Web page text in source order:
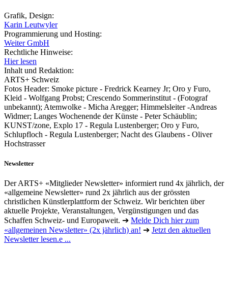
Grafik, Design:
Karin Leutwyler
Programmierung und Hosting:
Weiter GmbH
Rechtliche Hinweise:
Hier lesen
Inhalt und Redaktion:
ARTS+ Schweiz
Fotos Header: Smoke picture - Fredrick Kearney Jr; Oro y Furo,
Kleid - Wolfgang Probst; Crescendo Sommerinstitut - (Fotograf
unbekannt); Atemwolke - Micha Aregger; Himmelsleiter -Andreas
Widmer; Langes Wochenende der Künste - Peter Schäublin;
KUNST/zone, Explo 17 - Regula Lustenberger; Oro y Furo,
Schlupfloch - Regula Lustenberger; Nacht des Glaubens - Oliver
Hochstrasser
Newsletter
Der ARTS+ «Mitglieder Newsletter» informiert rund 4x jährlich, der
«allgemeine Newsletter» rund 2x jährlich aus der grössten
christlichen Künstlerplattform der Schweiz. Wir berichten über
aktuelle Projekte, Veranstaltungen, Vergünstigungen und das
Schaffen Schweiz- und Europaweit. ➔ Melde Dich hier zum
«allgemeinen Newsletter» (2x jährlich) an! ➔ Jetzt den aktuellen
Newsletter lesen.e ...